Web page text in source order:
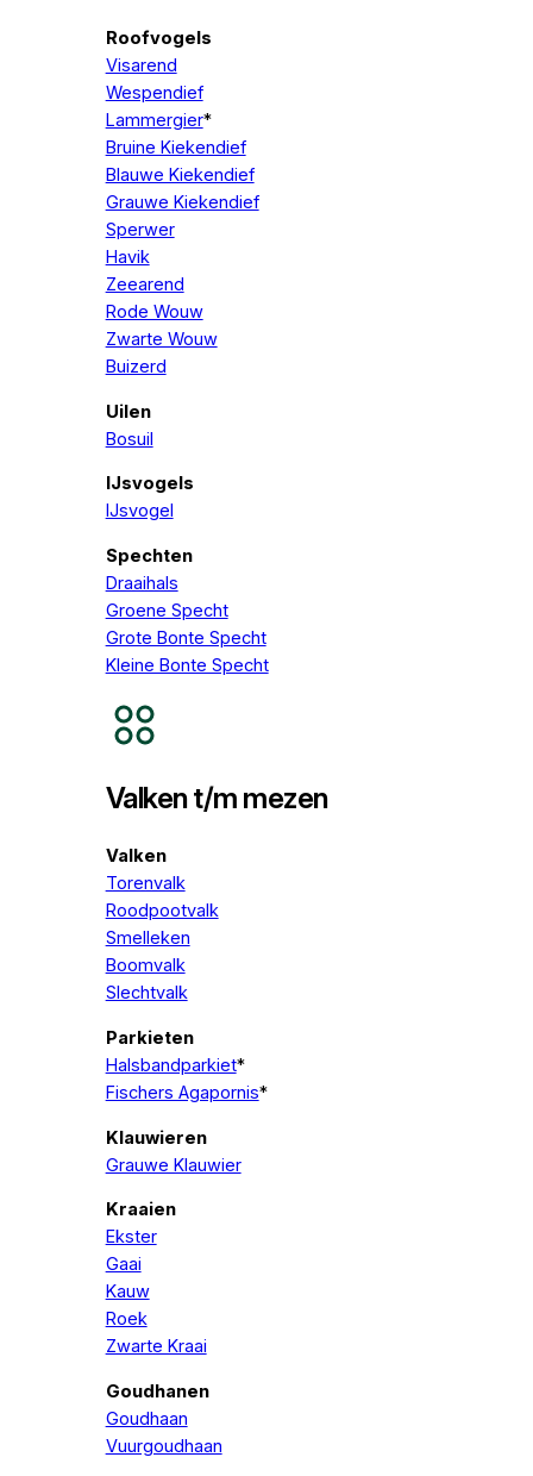
Roofvogels
Visarend
Wespendief
Lammergier*
Bruine Kiekendief
Blauwe Kiekendief
Grauwe Kiekendief
Sperwer
Havik
Zeearend
Rode Wouw
Zwarte Wouw
Buizerd
Uilen
Bosuil
IJsvogels
IJsvogel
Spechten
Draaihals
Groene Specht
Grote Bonte Specht
Kleine Bonte Specht
Valken t/m mezen
Valken
Torenvalk
Roodpootvalk
Smelleken
Boomvalk
Slechtvalk
Parkieten
Halsbandparkiet*
Fischers Agapornis*
Klauwieren
Grauwe Klauwier
Kraaien
Ekster
Gaai
Kauw
Roek
Zwarte Kraai
Goudhanen
Goudhaan
Vuurgoudhaan